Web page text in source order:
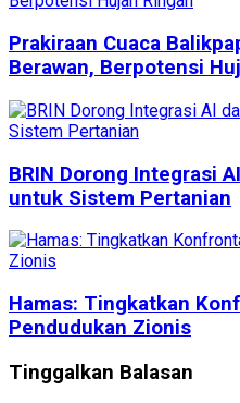
Prakiraan Cuaca
Berawan, Berpotensi
BRIN Dorong Integrasi
untuk Sistem Pertanian
Hamas: Tingkatkan
Pendudukan Zionis
Tinggalkan Balasan